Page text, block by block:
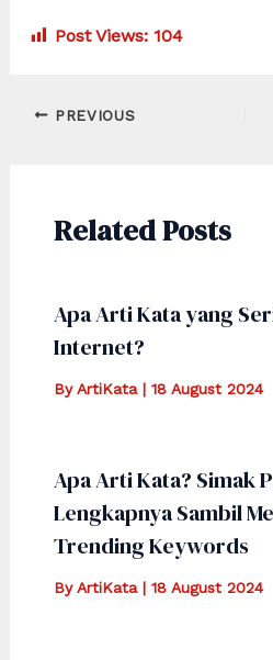
Post Views: 104
Post
PREVIOUS
Related Posts
Apa Arti Kata yang
Internet?
ByArtiKata | 18 August 2024
Apa Arti Kata? Simak
Lengkapnya Sambil
Trending Keywords
ByArtiKata | 18 August 2024